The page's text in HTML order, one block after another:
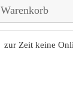
Warenkorb
zur Zeit keine